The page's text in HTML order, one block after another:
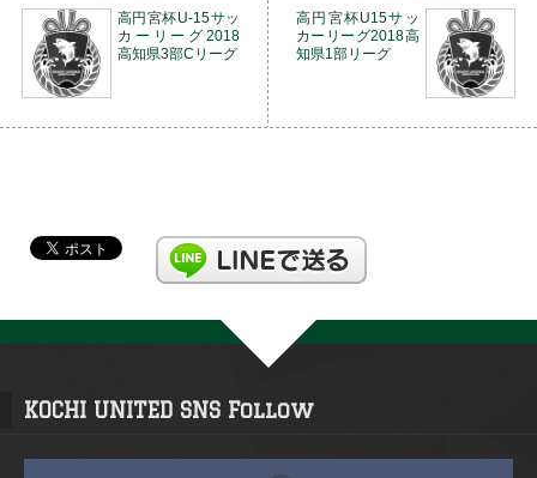
高円宮杯U-15サッ
カーリーグ2018
高知県3部Cリーグ
高円宮杯U15サッ
カーリーグ2018高
知県1部リーグ
KOCHI UNITED SNS Follow